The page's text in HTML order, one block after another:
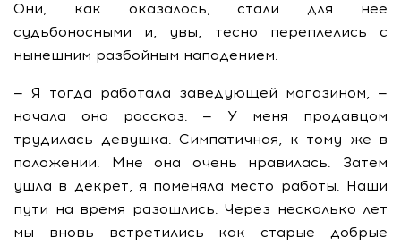
Они, как оказалось, стали для нее
судьбоносными и, увы, тесно переплелись с
нынешним разбойным нападением.
— Я тогда работала заведующей магазином, —
начала она рассказ. — У меня продавцом
трудилась девушка. Симпатичная, к тому же в
положении. Мне она очень нравилась. Затем
ушла в декрет, я поменяла место работы. Наши
пути на время разошлись. Через несколько лет
мы вновь встретились как старые добрые